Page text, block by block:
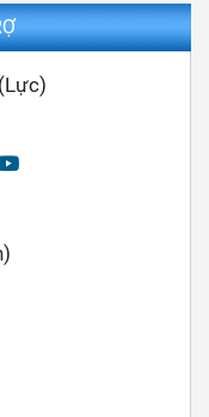
IP và camera
điểm và nhược